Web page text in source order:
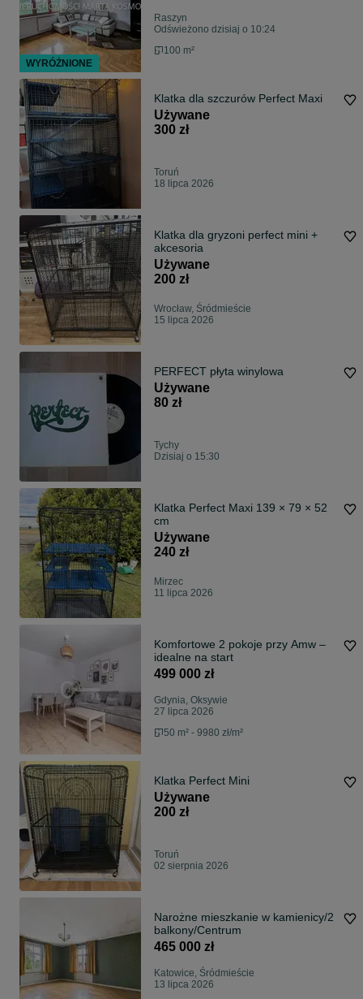
Raszyn
Odświeżono dzisiaj o 10:24
100 m²
Klatka dla szczurów Perfect Maxi
Używane
300 zł
Toruń
18 lipca 2026
Klatka dla gryzoni perfect mini +
akcesoria
Używane
200 zł
Wrocław, Śródmieście
15 lipca 2026
PERFECT płyta winylowa
Używane
80 zł
Tychy
Dzisiaj o 15:30
Klatka Perfect Maxi 139 × 79 × 52
cm
Używane
240 zł
Mirzec
11 lipca 2026
Komfortowe 2 pokoje przy Amw –
idealne na start
499 000 zł
Gdynia, Oksywie
27 lipca 2026
50 m² - 9980 zł/m²
Klatka Perfect Mini
Używane
200 zł
Toruń
02 sierpnia 2026
Narożne mieszkanie w kamienicy/2
balkony/Centrum
465 000 zł
Katowice, Śródmieście
13 lipca 2026
WYRÓŻNIONE